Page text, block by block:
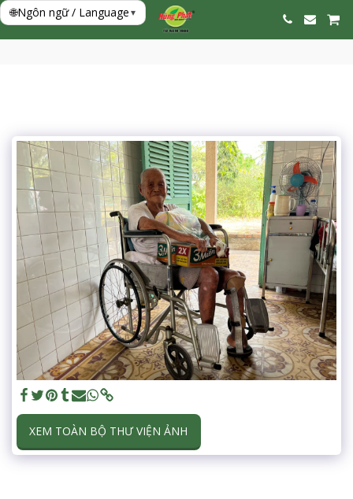
🌐Ngôn ngữ / Language▾
XEM TOÀN BỘ THƯ VIỆN ẢNH